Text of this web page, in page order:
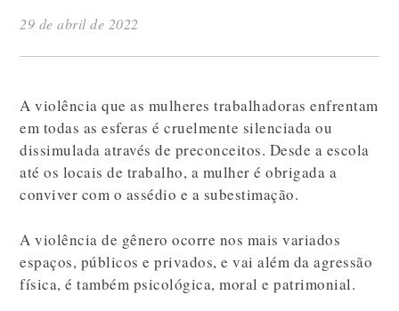
29 de abril de 2022
A violência que as mulheres trabalhadoras enfrentam
em todas as esferas é cruelmente silenciada ou
dissimulada através de preconceitos. Desde a escola
até os locais de trabalho, a mulher é obrigada a
conviver com o assédio e a subestimação.
A violência de gênero ocorre nos mais variados
espaços, públicos e privados, e vai além da agressão
física, é também psicológica, moral e patrimonial.